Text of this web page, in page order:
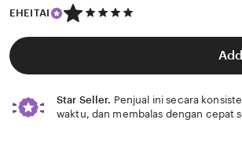
EHEITAI
5
out
of
Star Seller. Penjual ini secara
waktu, dan membalas dengan cepat